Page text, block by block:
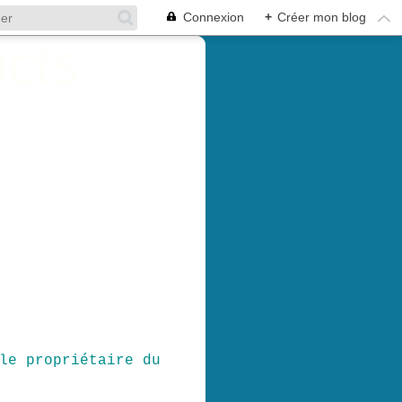
Connexion + Créer mon blog
propriétaire du